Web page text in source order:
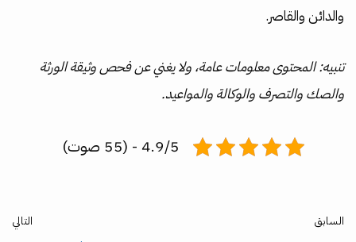
والدائن والقاصر.
تنبيه: المحتوى معلومات عامة، ولا يغني عن فحص وثيقة الورثة
والصك والتصرف والوكالة والمواعيد.
4.9/5 - (55 صوت)
السابق التالي